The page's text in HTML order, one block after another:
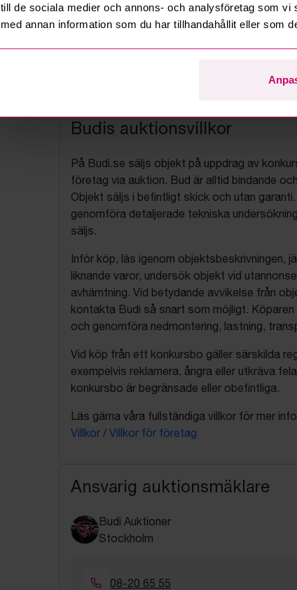
till de sociala medier och annons- och analysföretag som
med annan information som du har tillhandahållit eller som
Budis auktionsvillkor
På Budi.se säljs objekt på uppdrag av
företag via auktion. Bud är alltid bindande
Objekt säljs i befintligt skick och utan
genomföra detaljerade tekniska
säljs.
Inför köp, läs igenom objektsbeskrivningen,
liknande varor, undersök objekt vid
avhämtning. Vid betydande avvikelse från
kontakta Budi så snart som möjligt.
och genomföra nedmontering, lastning,
Vid köp från ett konkursbo gäller särskilda
exempelvis reklamera, ångra eller utkräva
konkursbo är begränsade eller obefintliga.
Läs gärna våra fullständiga villkor för mer
Villkor / Villkor för företag
Ansvarig auktionsmäklare
Budi Auktioner
Stockholm
08-20 65 55